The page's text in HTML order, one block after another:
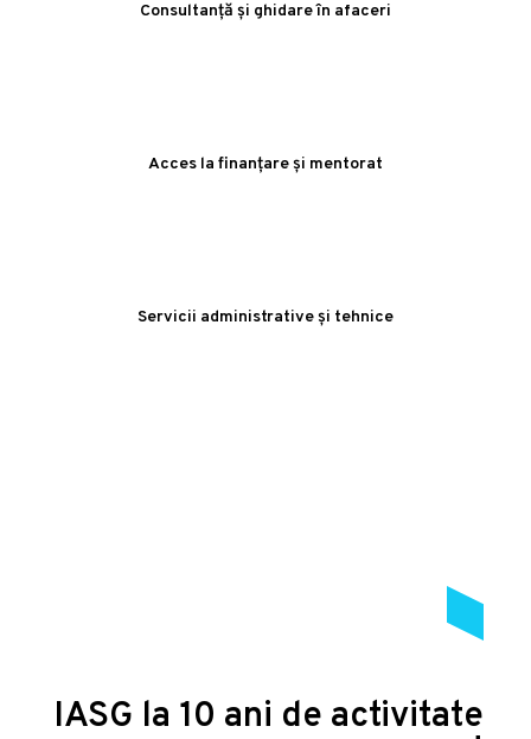
Consultanță și ghidare în afaceri
Acces la finanțare și mentorat
Servicii administrative și tehnice
IASG la 10 ani de activitate